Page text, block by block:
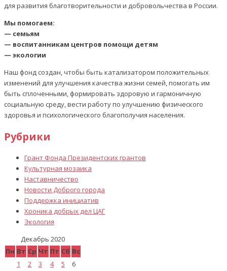
для развития благотворительности и добровольчества в России.
Мы помогаем:
— семьям
— воспитанникам центров помощи детям
— экологии
Наш фонд создан, чтобы быть катализатором положительных
изменений для улучшения качества жизни семей, помогать им
быть сплоченными, формировать здоровую и гармоничную
социальную среду, вести работу по улучшению физического
здоровья и психологического благополучия населения.
Рубрики
Грант Фонда Президентских грантов
Культурная мозаика
Наставничество
Новости Доброго города
Поддержка инициатив
Хроника добрых дел ЦАГ
Экология
Декабрь 2020
Пн Вт Ср Чт Пт Сб Вс
1
2 3 4 5
6